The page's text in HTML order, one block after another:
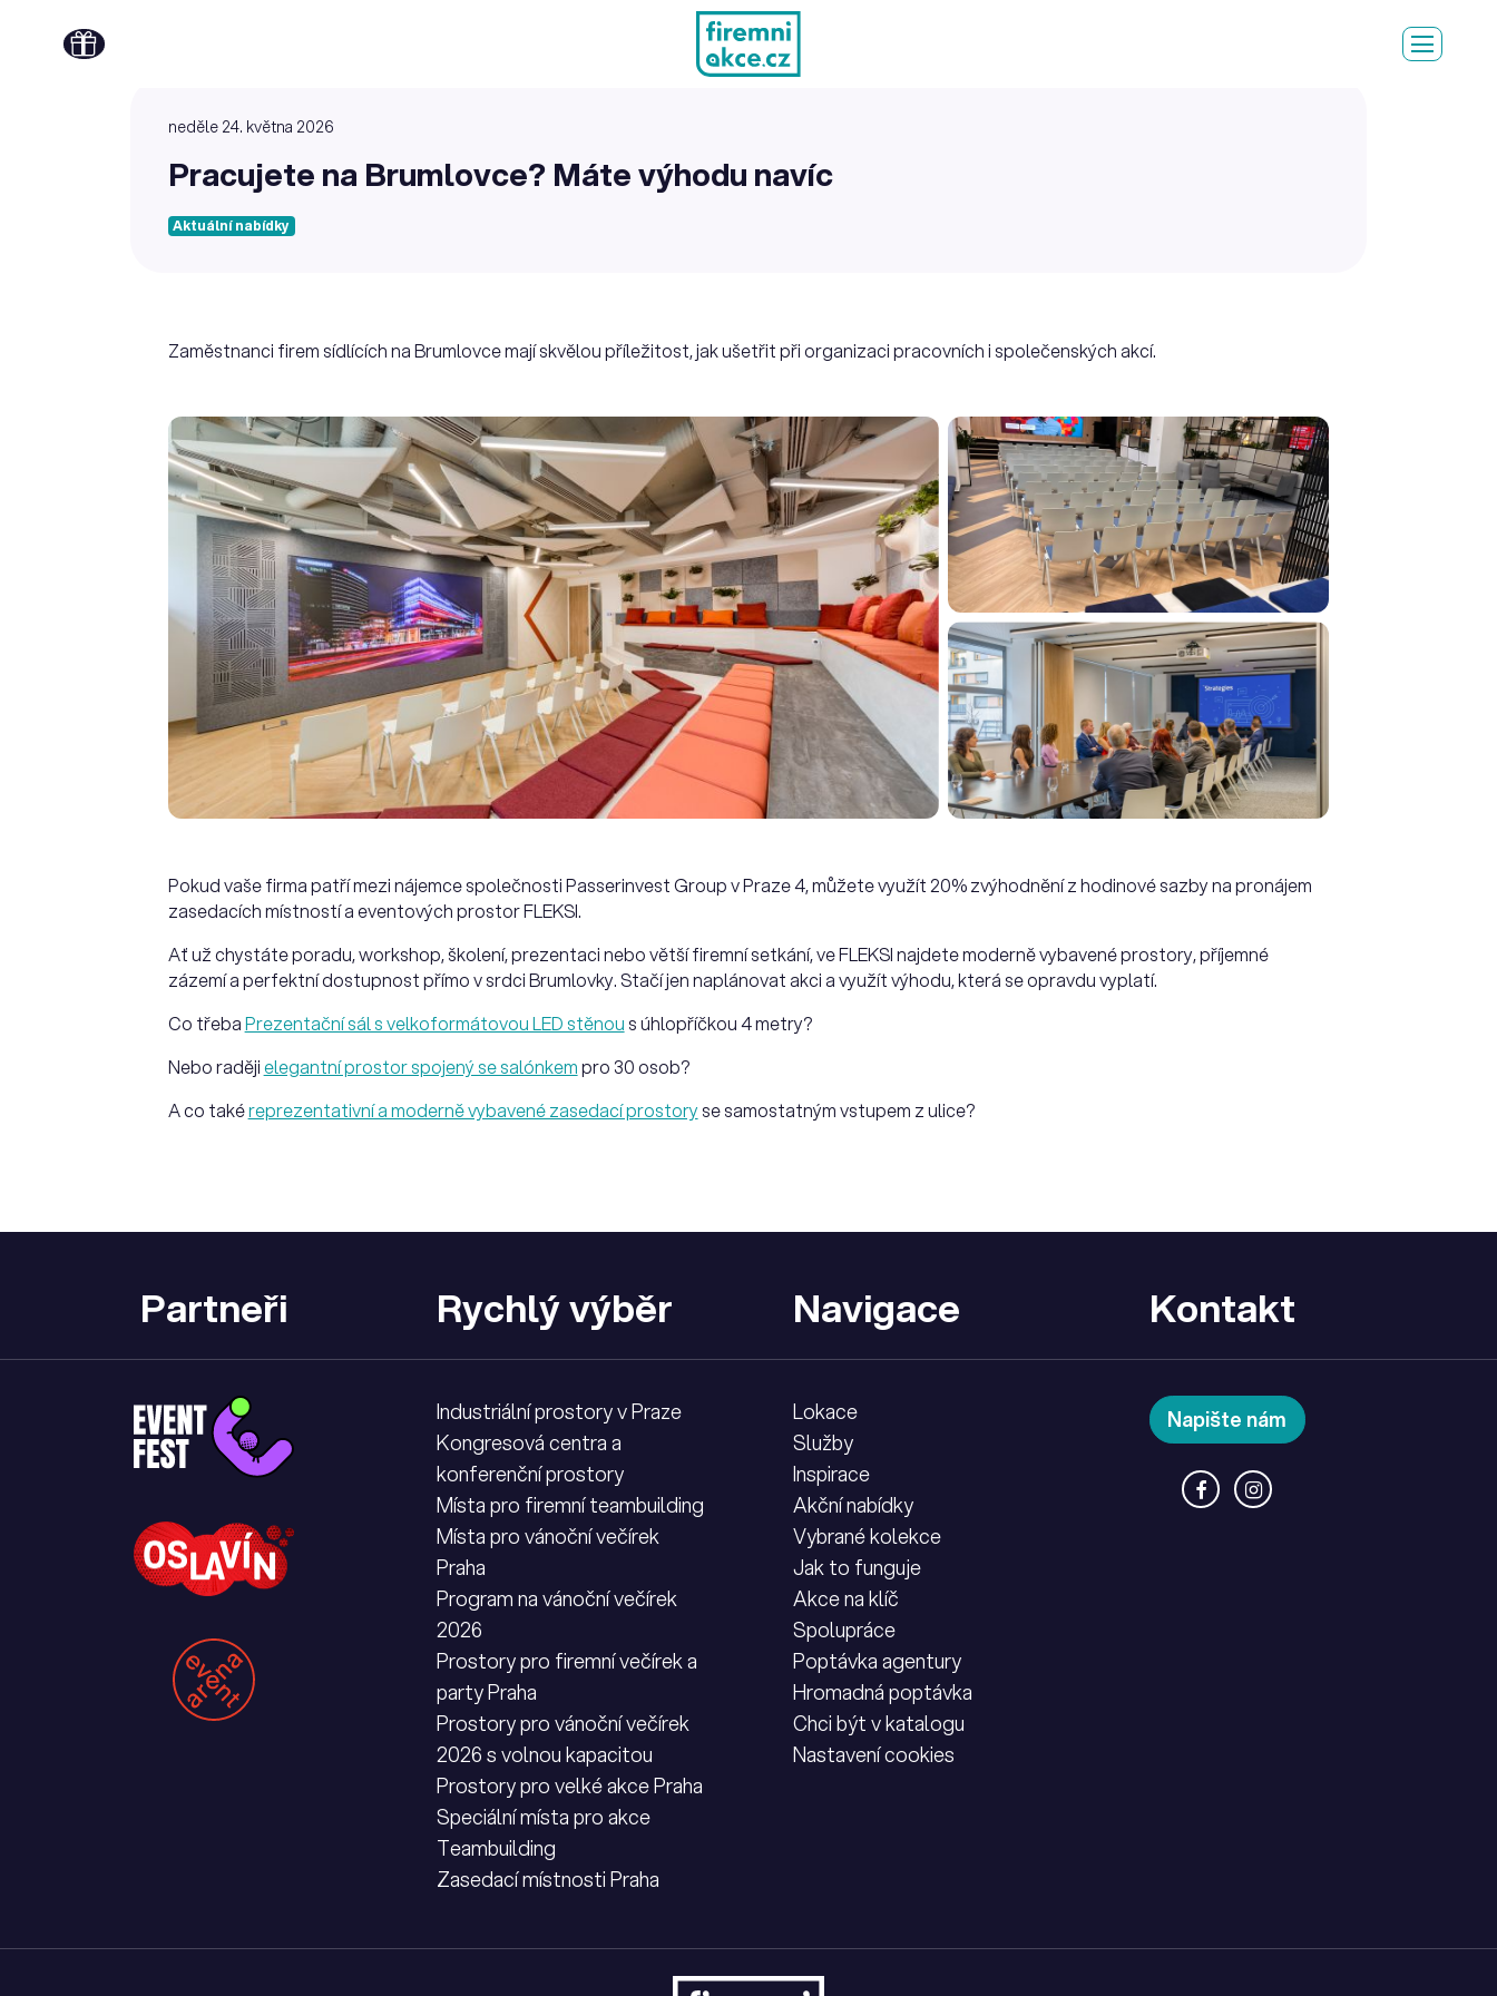
neděle 24. května 2026
Pracujete na Brumlovce? Máte výhodu navíc
Aktuální nabídky
Zaměstnanci firem sídlících na Brumlovce mají skvělou příležitost, jak ušetřit při organizaci pracovních i společenských akcí.
Pokud vaše firma patří mezi nájemce společnosti Passerinvest Group v Praze 4, můžete využít 20% zvýhodnění z hodinové sazby na pronájem
zasedacích místností a eventových prostor FLEKSI.
Ať už chystáte poradu, workshop, školení, prezentaci nebo větší firemní setkání, ve FLEKSI najdete moderně vybavené prostory, příjemné
zázemí a perfektní dostupnost přímo v srdci Brumlovky. Stačí jen naplánovat akci a využít výhodu, která se opravdu vyplatí.
Co třebaPrezentační sál s velkoformátovou LED stěnous úhlopříčkou 4 metry?
Nebo radějielegantní prostor spojený se salónkempro 30 osob?
A co takéreprezentativní a moderně vybavené zasedací prostoryse samostatným vstupem z ulice?
Partneři Rychlý výběr
Industriální prostory v Praze
Kongresová centra a
konferenční prostory
Místa pro firemní teambuilding
Místa pro vánoční večírek
Praha
Program na vánoční večírek
2026
Prostory pro firemní večírek a
party Praha
Prostory pro vánoční večírek
2026 s volnou kapacitou
Prostory pro velké akce Praha
Speciální místa pro akce
Teambuilding
Zasedací místnosti Praha
Navigace
Lokace
Služby
Inspirace
Akční nabídky
Vybrané kolekce
Jak to funguje
Akce na klíč
Spolupráce
Poptávka agentury
Hromadná poptávka
Chci být v katalogu
Nastavení cookies
Kontakt
Napište nám